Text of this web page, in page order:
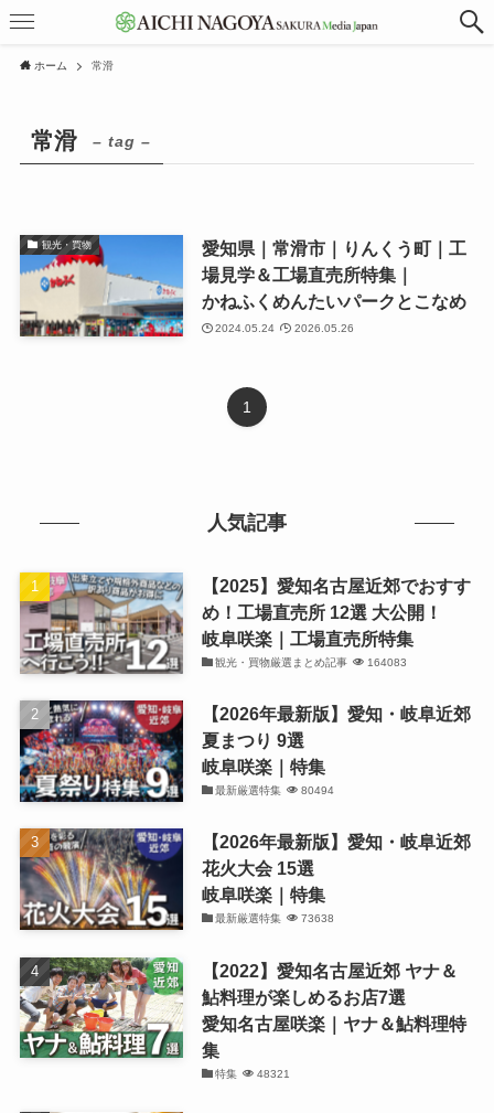
ホーム 常滑
常滑 – tag –
観光・買物
愛知県｜常滑市｜りんくう町｜工
場見学＆工場直売所特集｜
かねふくめんたいパークとこなめ
2024.05.24 2026.05.26
1
人気記事
【2025】愛知名古屋近郊でおすす
め！工場直売所 12選 大公開！
岐阜咲楽｜工場直売所特集
観光・買物厳選まとめ記事 164083
【2026年最新版】愛知・岐阜近郊
夏まつり 9選
岐阜咲楽｜特集
最新厳選特集 80494
【2026年最新版】愛知・岐阜近郊
花火大会 15選
岐阜咲楽｜特集
最新厳選特集 73638
【2022】愛知名古屋近郊 ヤナ＆
鮎料理が楽しめるお店7選
愛知名古屋咲楽｜ヤナ＆鮎料理特
集
特集 48321